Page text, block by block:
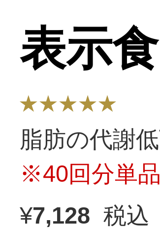
表示食
脂肪の代謝
※40回分単
¥7,128 税込